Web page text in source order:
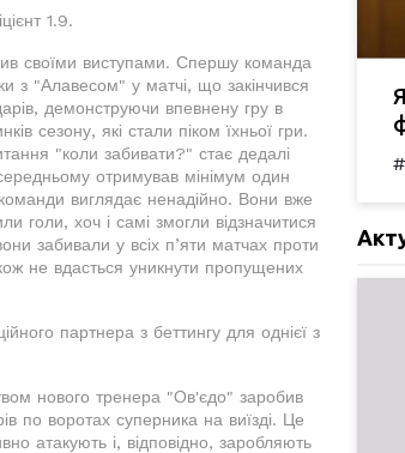
1.9.
своїми виступами. Спершу команда
з "Алавесом" у матчі, що закінчився
демонструючи впевнену гру в
сезону, які стали піком їхньої гри.
"коли забивати?" стає дедалі
отримував мінімум один
виглядає ненадійно. Вони вже
голи, хоч і самі змогли відзначитися
забивали у всіх п’яти матчах проти
не вдасться уникнути пропущених
партнера з беттингу для однієї з
нового тренера "Ов'єдо" заробив
по воротах суперника на виїзді. Це
атакують і, відповідно, заробляють
#